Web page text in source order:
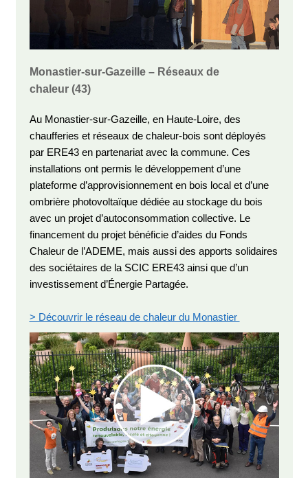
Monastier-sur-Gazeille – Réseaux de
chaleur (43)
Au Monastier-sur-Gazeille, en Haute-Loire, des
chaufferies et réseaux de chaleur-bois sont déployés
par ERE43 en partenariat avec la commune. Ces
installations ont permis le développement d’une
plateforme d’approvisionnement en bois local et d’une
ombrière photovoltaïque dédiée au stockage du bois
avec un projet d’autoconsommation collective. Le
financement du projet bénéficie d’aides du Fonds
Chaleur de l’ADEME, mais aussi des apports solidaires
des sociétaires de la SCIC ERE43 ainsi que d’un
investissement d’Énergie Partagée.
> Découvrir le réseau de chaleur du Monastier